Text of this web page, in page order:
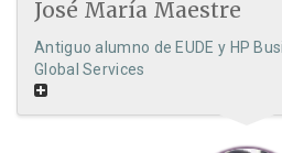
José María Maestre
Antiguo alumno de EUDE y HP
Global Services